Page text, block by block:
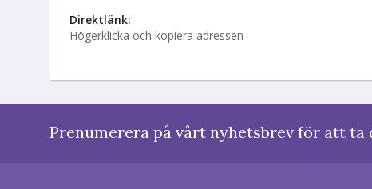
Direktlänk:
Högerklicka och kopiera adressen
Prenumerera på vårt nyhetsbrev för att ta